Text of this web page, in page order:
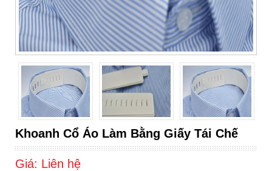
Khoanh Cổ Áo Làm Bằng Giấy Tái Chế
Giá: Liên hệ